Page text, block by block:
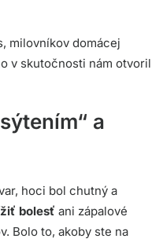
milovníkov domácej
v skutočnosti nám otvoril
a
hoci bol chutný a
bolesť ani zápalové
Bolo to, akoby ste na